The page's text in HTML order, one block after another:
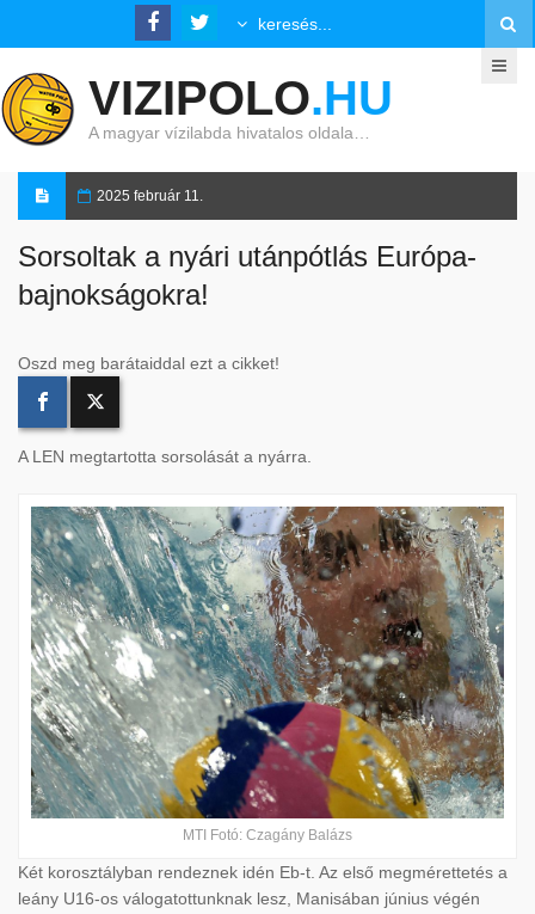
VIZIPOLO.HU
A magyar vízilabda hivatalos oldala…
2025 február 11.
Sorsoltak a nyári utánpótlás Európa-
bajnokságokra!
Oszd meg barátaiddal ezt a cikket!
A LEN megtartotta sorsolását a nyárra.
MTI Fotó: Czagány Balázs
Két korosztályban rendeznek idén Eb-t. Az első megmérettetés a
leány U16-os válogatottunknak lesz, Manisában június végén